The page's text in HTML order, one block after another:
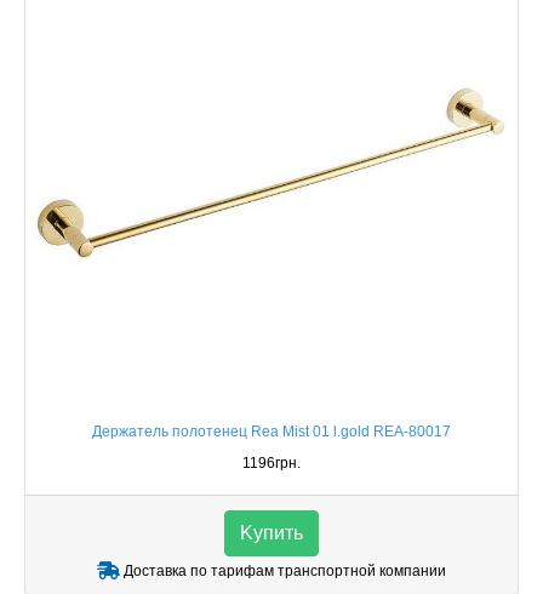
Держатель полотенец Rea Mist 01 l.gold REA-80017
1196грн.
Kупить
Доставка по тарифам транспортной компании